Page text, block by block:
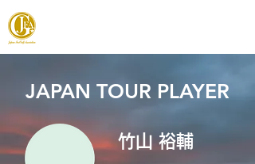
JAPAN TOUR PLAYER
竹山 裕輔